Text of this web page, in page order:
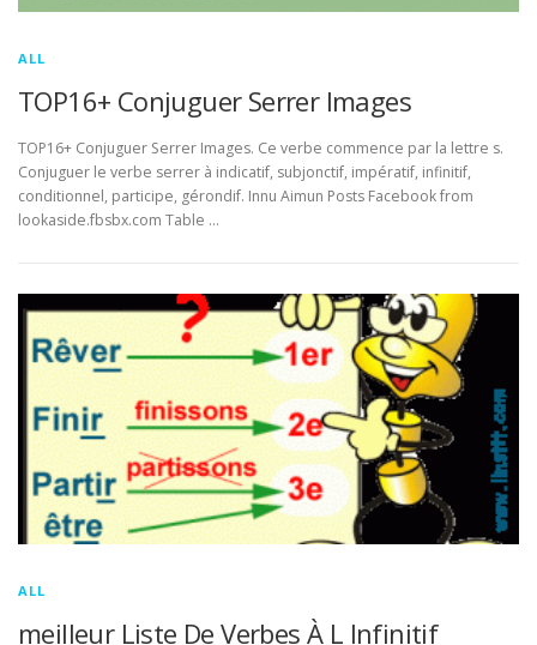
ALL
TOP16+ Conjuguer Serrer Images
TOP16+ Conjuguer Serrer Images. Ce verbe commence par la lettre s.
Conjuguer le verbe serrer à indicatif, subjonctif, impératif, infinitif,
conditionnel, participe, gérondif. Innu Aimun Posts Facebook from
lookaside.fbsbx.com Table …
ALL
meilleur Liste De Verbes À L Infinitif